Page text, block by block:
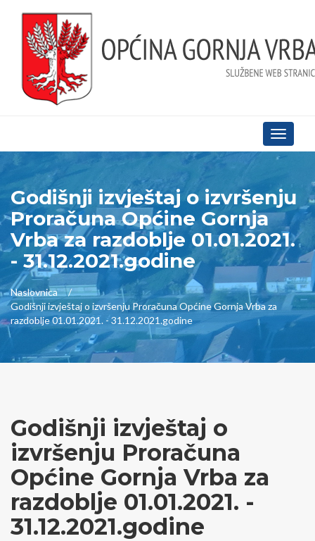
Toggle
Godišnji izvještaj o izvršenju
Proračuna Općine Gornja
Vrba za razdoblje 01.01.2021.
- 31.12.2021.godine
Naslovnica
Godišnji izvještaj o izvršenju Proračuna Općine Gornja Vrba za
razdoblje 01.01.2021. - 31.12.2021.godine
Godišnji izvještaj o
izvršenju Proračuna
Općine Gornja Vrba za
razdoblje 01.01.2021. -
31.12.2021.godine